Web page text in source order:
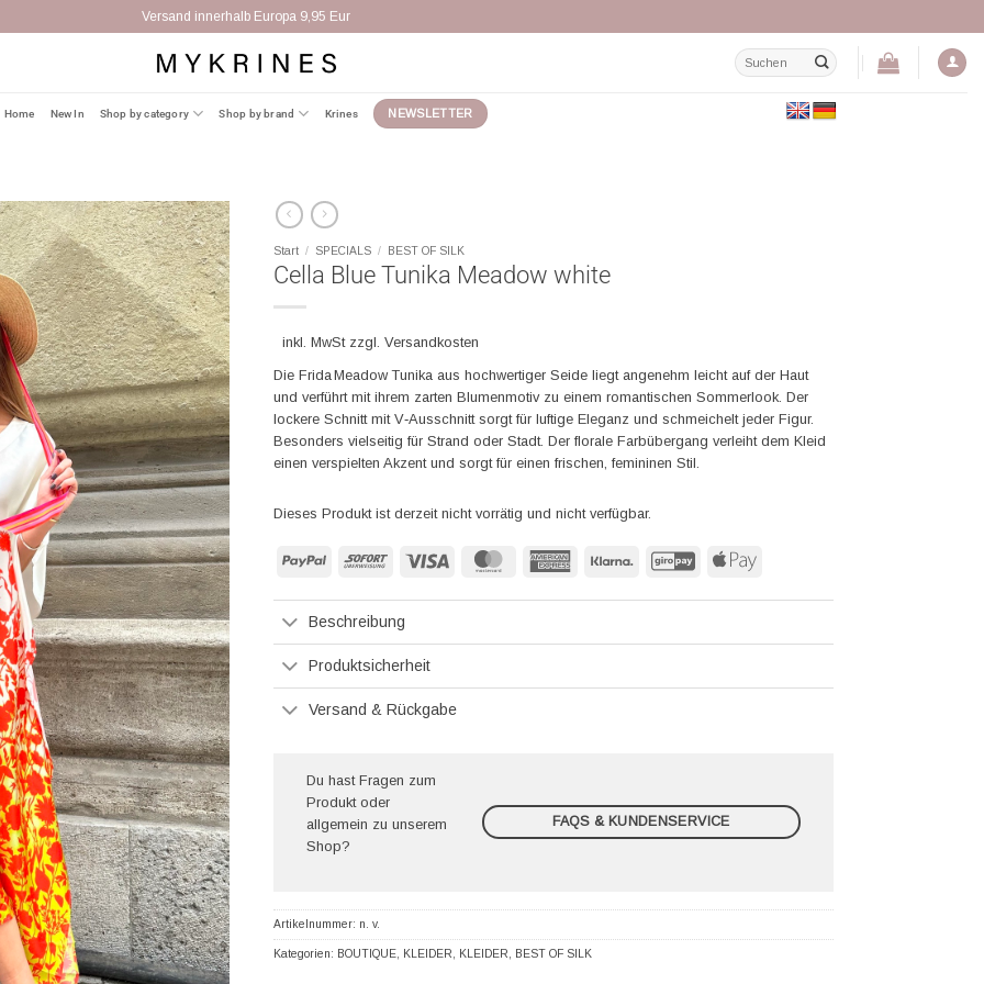
Versand innerhalb Europa 9,95 Eur
Suchen
nach:
Home New In Shop by category Shop by brand Krines NEWSLETTER
Start / SPECIALS / BEST OF SILK
Cella Blue Tunika Meadow white
inkl. MwSt zzgl. Versandkosten
Die Frida Meadow Tunika aus hochwertiger Seide liegt angenehm leicht auf der Haut
und verführt mit ihrem zarten Blumenmotiv zu einem romantischen Sommerlook. Der
lockere Schnitt mit V‑Ausschnitt sorgt für luftige Eleganz und schmeichelt jeder Figur.
Besonders vielseitig für Strand oder Stadt. Der florale Farbübergang verleiht dem Kleid
einen verspielten Akzent und sorgt für einen frischen, femininen Stil.
Dieses Produkt ist derzeit nicht vorrätig und nicht verfügbar.
PayPal Sofort Visa MasterCard American
Klarna GiroPay Apple
Beschreibung
Produktsicherheit
Versand & Rückgabe
Du hast Fragen zum
Produkt oder
allgemein zu unserem
Shop?
FAQS & KUNDENSERVICE
Artikelnummer: n. v.
Kategorien: BOUTIQUE, KLEIDER, KLEIDER, BEST OF SILK